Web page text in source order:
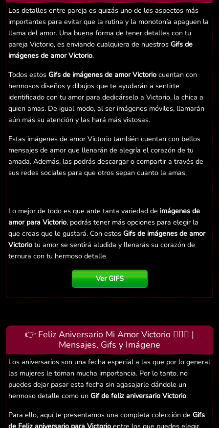
Los detalles entre pareja es quizás uno de los aspectos más
importantes para evitar que la rutina y la monotonía apaguen la
llama del amor. Una buena forma de tener detalles con tu
pareja Victorio, es enviando cualquiera de nuestros Gifs de
imágenes de amor Victorio.
Todos estos Gifs de imágenes de amor Victorio cuentan con
hermosos diseños y dibujos que te ayudarán a sentirte
identificado con tu amor para dedicárselo a Victorio, la chica a
quien amas. De igual modo, al ser imágenes móviles, llamarán
aún más su atención y las hará más vistosas.
Estas imágenes de amor Victorio también cuentan con bellos
mensajes de amor que llenarán de alegría el corazón de tu
amada. Además, las podrás descargar o compartir a través de
sus redes sociales para que otros sepan cuanto la amas.
Lo mejor de todo es que ante tanta variedad de imágenes de
amor para Victorio, podrás tener más opciones para elegir la
que creas que le gustará. Con estos Gifs de imágenes de amor
Victorio tu amor se sentirá aludida y llenarás su corazón de
ternura con tu hermoso detalle.
Ver GIFS
👉 Feliz Aniversario Mi Amor Victorio 👨‍❤️‍👨 |
Mensajes, Gifs y Imágene
Los aniversarios son una fecha especial a las que por lo general
las mujeres le toman mucha importancia. Por lo tanto, no
puedes dejar pasar esta fecha sin agasajarle dándole un
hermoso detalle como un Gif de feliz aniversario Victorio.
Para ello, aquí te presentamos una completa colección de Gifs